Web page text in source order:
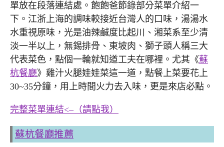
單放在段落連結處。飽飽爸節錄部分菜單介紹一
下。江浙上海的調味較接近台灣人的口味，湯湯水
水重視原味，光是油辣鹹度比起川、湘菜系至少清
淡一半以上，無錫排骨、東坡肉、獅子頭人稱三大
代表菜色，點個一輪就知道工夫在哪裡。尤其《蘇
杭餐廳》雞汁火腿娃娃菜這一道，點餐上菜要花上
30~35分鐘，用上時間火力去入味，更是來店必點。
完整菜單連結<–（請點我）
蘇杭餐廳推薦